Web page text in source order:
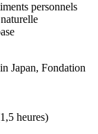
personnels
Japan, Fondation
heures)